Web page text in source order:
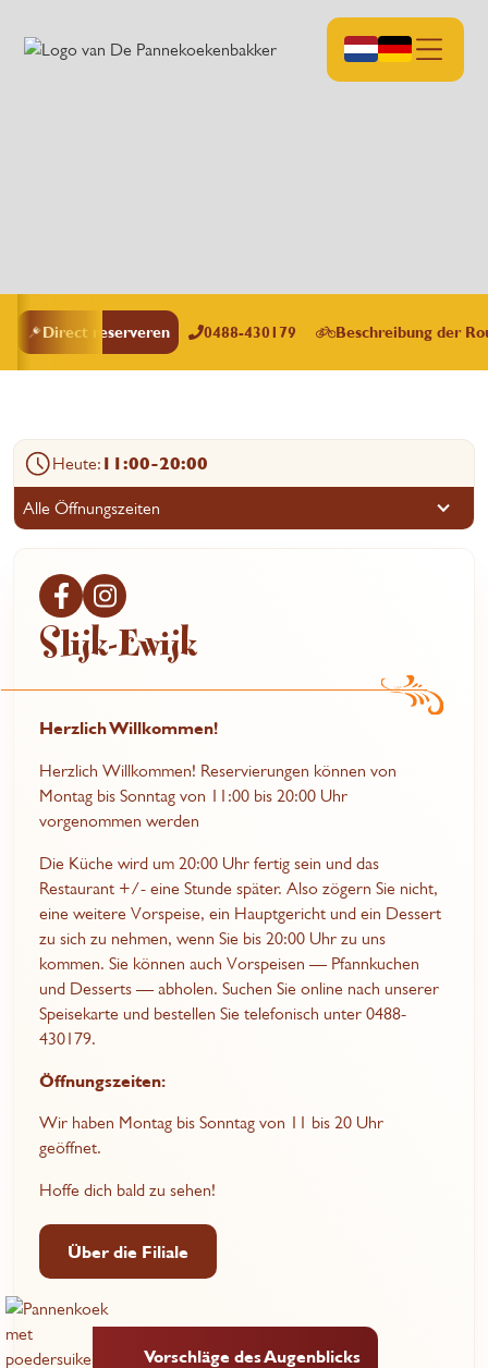
Direct reserveren 0488-430179 Beschreibung der
Heute: 11:00-20:00
Alle Öffnungszeiten
Slijk-Ewijk
Herzlich Willkommen!
Herzlich Willkommen! Reservierungen können von
Montag bis Sonntag von 11:00 bis 20:00 Uhr
vorgenommen werden
Die Küche wird um 20:00 Uhr fertig sein und das
Restaurant +/- eine Stunde später. Also zögern Sie nicht,
eine weitere Vorspeise, ein Hauptgericht und ein Dessert
zu sich zu nehmen, wenn Sie bis 20:00 Uhr zu uns
kommen. Sie können auch Vorspeisen — Pfannkuchen
und Desserts — abholen. Suchen Sie online nach unserer
Speisekarte und bestellen Sie telefonisch unter 0488-
430179.
Öffnungszeiten:
Wir haben Montag bis Sonntag von 11 bis 20 Uhr
geöffnet.
Hoffe dich bald zu sehen!
Über die Filiale
Vorschläge des Augenblicks